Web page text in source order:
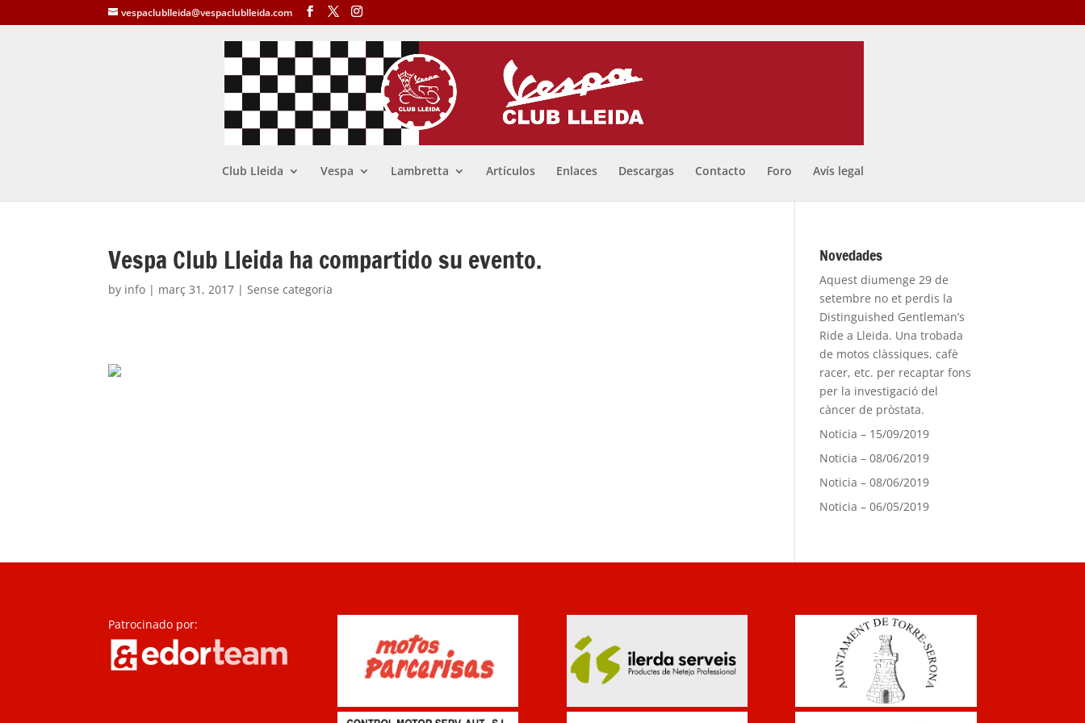
vespaclublleida@vespaclublleida.com
Club Lleida Vespa Lambretta Artículos Enlaces Descargas Contacto Foro Avís legal
Vespa Club Lleida ha compartido su evento.
by info | març 31, 2017 | Sense categoria
Novedades
Aquest diumenge 29 de
setembre no et perdis la
Distinguished Gentleman’s
Ride a Lleida. Una trobada
de motos clàssiques, cafè
racer, etc. per recaptar fons
per la investigació del
càncer de pròstata.
Noticia – 15/09/2019
Noticia – 08/06/2019
Noticia – 08/06/2019
Noticia – 06/05/2019
Patrocinado por: